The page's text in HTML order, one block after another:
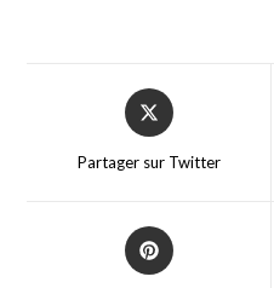
Partager sur Twitter